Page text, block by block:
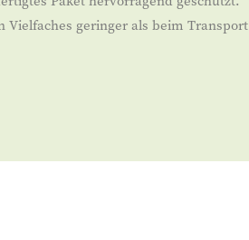
Vielfaches geringer als beim Transport